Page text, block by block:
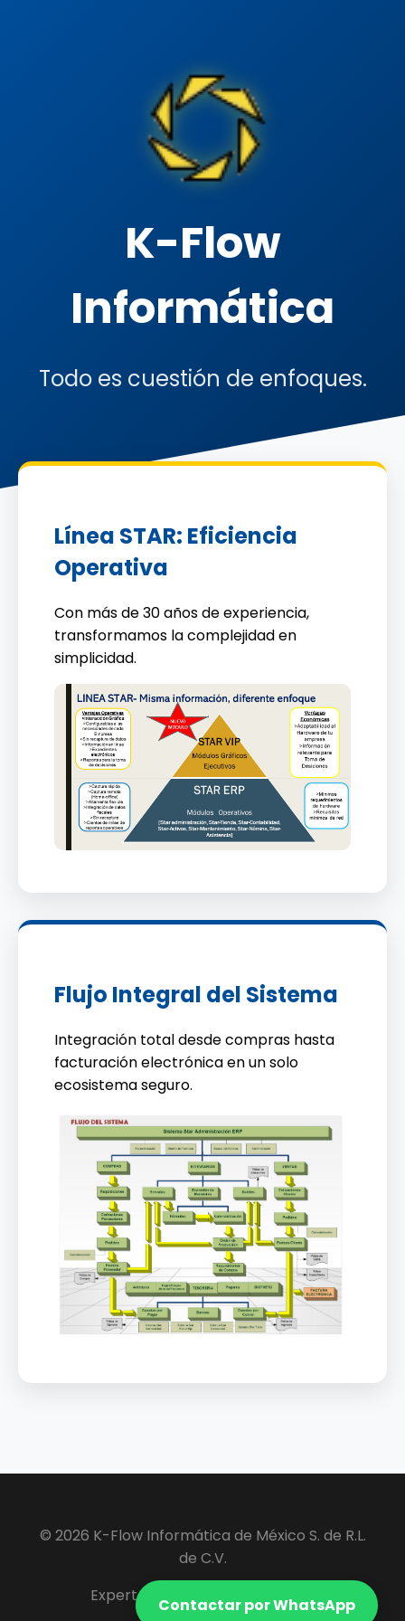
K-Flow
Informática
Todo es cuestión de enfoques.
Línea STAR: Eficiencia
Operativa
Con más de 30 años de experiencia,
transformamos la complejidad en
simplicidad.
Flujo Integral del Sistema
Integración total desde compras hasta
facturación electrónica en un solo
ecosistema seguro.
Contactar por WhatsApp
© 2026 K-Flow Informática de México S. de R.L.
de C.V.
Expertos en Software ERP y VIP.